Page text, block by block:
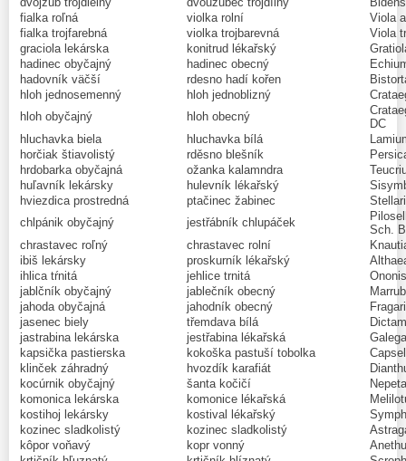
fialka roľná
violka rolní
Viola
fialka trojfarebná
violka trojbarevná
Viola
graciola lekárska
konitrud lékařský
hadinec obyčajný
hadinec obecný
hadovník väčší
rdesno hadí kořen
hloh jednosemenný
hloh jednoblizný
hloh obyčajný
hloh obecný
DC
hluchavka biela
hluchavka bílá
horčiak štiavolistý
rděsno blešník
hrdobarka obyčajná
ožanka kalamndra
huľavník lekársky
hulevník lékařský
hviezdica prostredná
ptačinec žabinec
chlpánik obyčajný
jestřábník chlupáček
Sch.
chrastavec roľný
chrastavec rolní
ibiš lekársky
proskurník lékařský
ihlica tŕnitá
jehlice trnitá
jablčník obyčajný
jablečník obecný
jahoda obyčajná
jahodník obecný
jasenec biely
třemdava bílá
jastrabina lekárska
jestřabina lékařská
kapsička pastierska
kokoška pastuší tobolka
klinček záhradný
hvozdík karafiát
kocúrnik obyčajný
šanta kočičí
komonica lekárska
komonice lékařská
kostihoj lekársky
kostival lékařský
kozinec sladkolistý
kozinec sladkolistý
kôpor voňavý
kopr vonný